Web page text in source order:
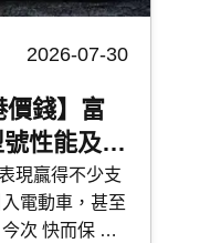
2026-07-30
價錢】富
性能及香
現贏得不少支
電動車，甚至
次 快而保 便